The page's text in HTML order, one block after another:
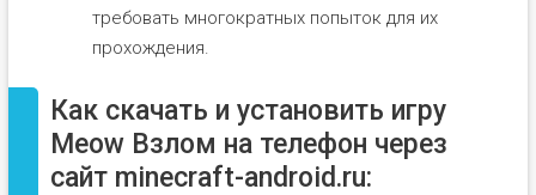
требовать многократных попыток для их
прохождения.
Как скачать и установить игру
Meow Взлом на телефон через
сайт minecraft-android.ru: